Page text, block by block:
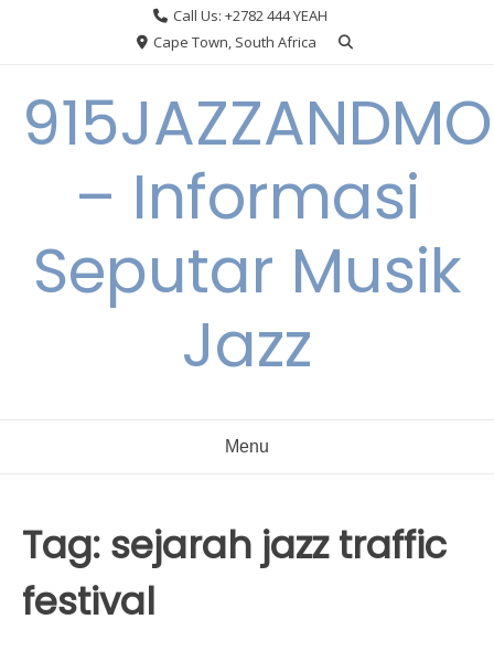
Call Us: +2782 444 YEAH
Cape Town, South Africa
– Informasi
Seputar Musik
Jazz
Menu
Tag: sejarah jazz traffic
festival